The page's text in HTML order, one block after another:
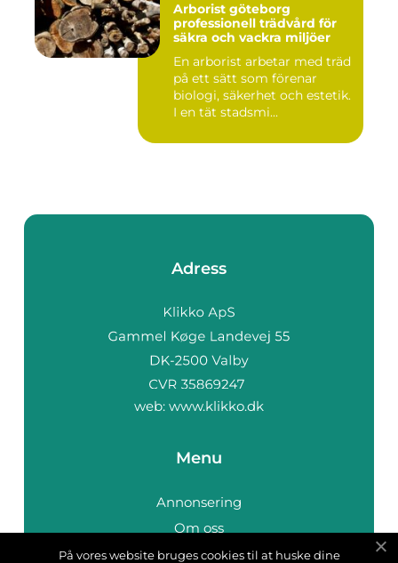
Arborist göteborg
professionell trädvård för
säkra och vackra miljöer
En arborist arbetar med träd
på ett sätt som förenar
biologi, säkerhet och estetik.
I en tät stadsmi...
Adress
web: www.klikko.dk
Menu
Annonsering
Om oss
Cookies
På vores website bruges cookies til at huske dine